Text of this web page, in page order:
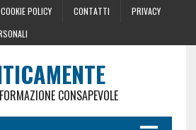
COOKIE POLICY CONTATTI
PRIVACY
CONSAPEVOLE